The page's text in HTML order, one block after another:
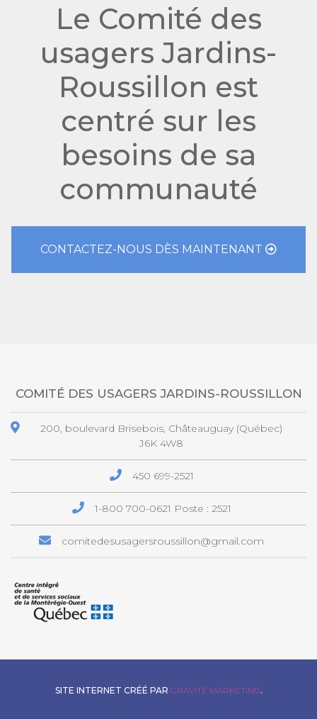
Le Comité des
usagers Jardins-
Roussillon est
centré sur les
besoins de sa
communauté
CONTACTEZ-NOUS DÈS MAINTENANT
COMITÉ DES USAGERS JARDINS-ROUSSILLON
200, boulevard Brisebois, Châteauguay (Québec)
J6K 4W8
450 699-2521
1-800 700-0621 Poste : 2521
comitedesusagersroussillon@gmail.com
SITE INTERNET CRÉÉ PAR GRAVITÉ MARKETING.